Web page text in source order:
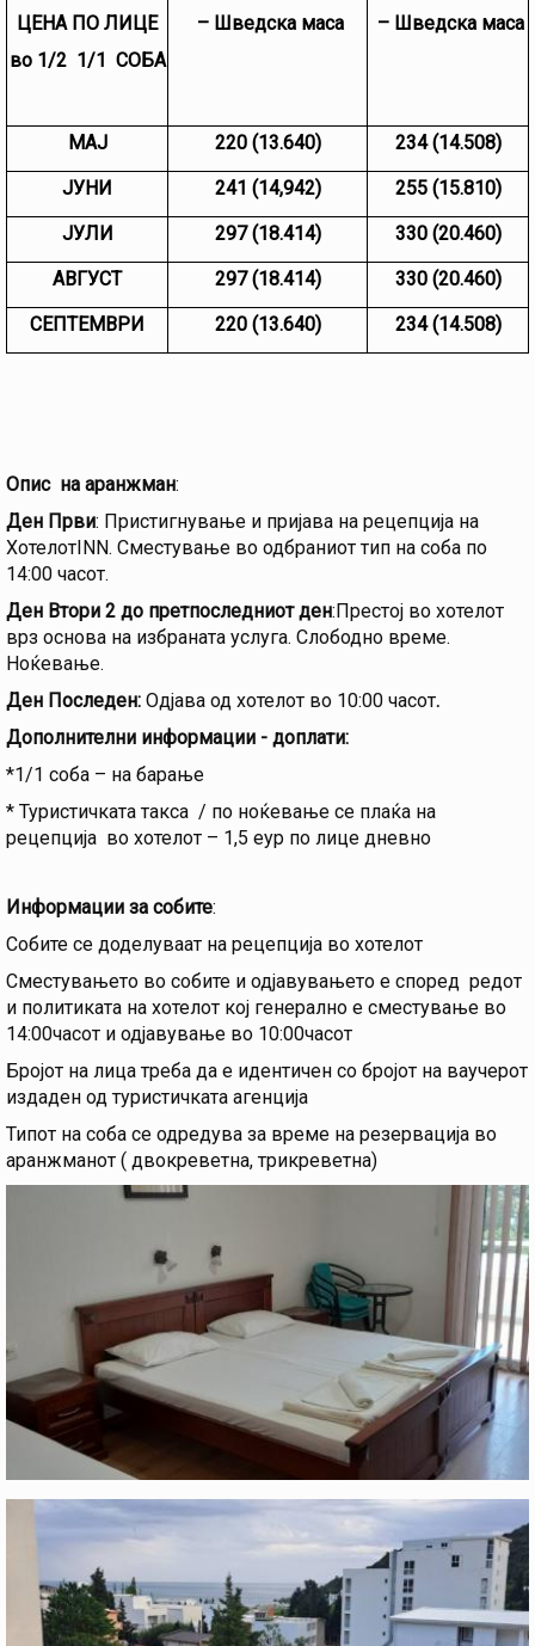
ЦЕНА ПО ЛИЦЕ
во 1/2 1/1 СОБА
– Шведска маса
– Шведска маса
МАЈ 220 (13.640)
234 (14.508)
ЈУНИ
241 (1 4,942)
255 (15.810)
ЈУЛИ
297 (18.414)
330 (20.460)
АВГУСТ
297 (18.414)
330 (20.460)
СЕПТЕМВРИ
220 (13.640) 234 (14.508)
Опис на аранжман:
Ден Први: Пристигнување и пријава на рецепција на
ХотелотINN. Сместување во одбраниот тип на соба по
14:00 часот.
Ден Втори 2 до претпоследниот ден:Престој во хотелот
врз основа на избраната услуга. Слободно време.
Ноќевање.
Ден Последен: Одјава од хотелот во 10:00 часот.
Дополнителни информации - доплати:
*1/1 соба – на барање
* Туристичката такса / по ноќевање се плаќа на
рецепција во хотелот – 1,5 еур по лице дневно
Информации за собите:
Собите се доделуваат на рецепција во хотелот
Сместувањето во собите и одјавувањето е според редот
и политиката на хотелот кој генерално е сместување во
14:00часот и одјавување во 10:00часот
Бројот на лица треба да е идентичен со бројот на ваучерот
издаден од туристичката агенција
Типот на соба се одредува за време на резервација во
аранжманот ( двокреветна, трикреветна)